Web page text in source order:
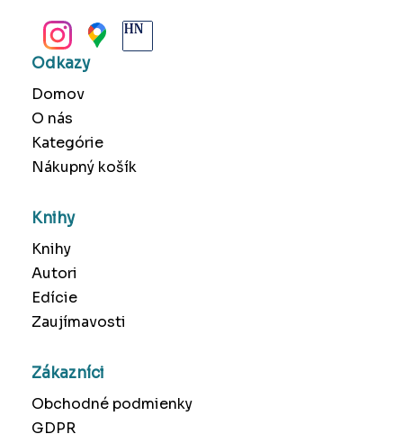
Odkazy
Domov
O nás
Kategórie
Nákupný košík
Knihy
Knihy
Autori
Edície
Zaujímavosti
Zákazníci
Obchodné podmienky
GDPR